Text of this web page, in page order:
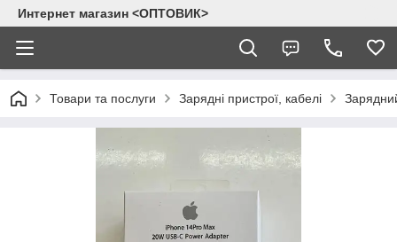
Интернет магазин <ОПТОВИК>
Товари та послуги Зарядні пристрої, кабелі